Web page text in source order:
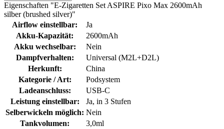
Eigenschaften "E-Zigaretten Set ASPIRE Pixo Max 2600mAh
silber (brushed silver)"
Airflow einstellbar:
Ja
Akku-Kapazität:
2600mAh
Akku wechselbar:
Nein
Dampfverhalten:
Universal (M2L+D2L)
Herkunft:
China
Kategorie / Art:
Podsystem
Ladeanschluss:
USB-C
Leistung einstellbar:
Ja, in 3 Stufen
Selberwickeln möglich: Nein
Tankvolumen:
3,0ml